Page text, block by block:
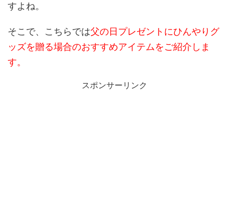
すよね。
そこで、こちらでは父の日プレゼントにひんやりグ
ッズを贈る場合のおすすめアイテムをご紹介しま
す。
スポンサーリンク